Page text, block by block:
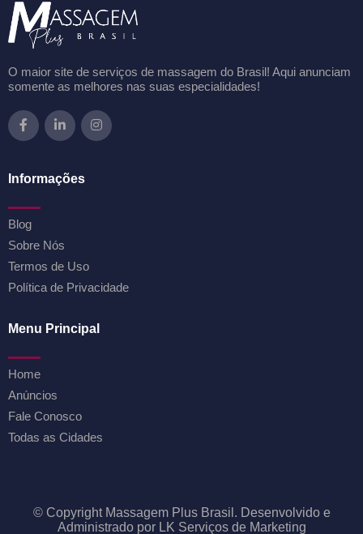
O maior site de serviços de massagem do Brasil! Aqui anunciam
somente as melhores nas suas especialidades!
Informações
Blog
Sobre Nós
Termos de Uso
Política de Privacidade
Menu Principal
Home
Anúncios
Fale Conosco
Todas as Cidades
© Copyright Massagem Plus Brasil. Desenvolvido e
Administrado por LK Serviços de Marketing